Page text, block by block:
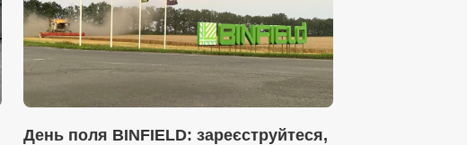
День поля BINFIELD: зареєструйтеся,